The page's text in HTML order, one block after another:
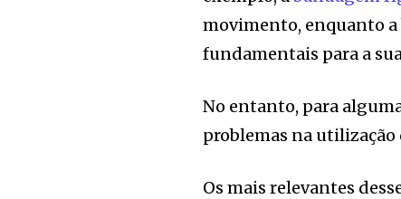
movimento, enquanto a
fundamentais para a
No entanto, para
problemas na utilização
Os mais relevantes